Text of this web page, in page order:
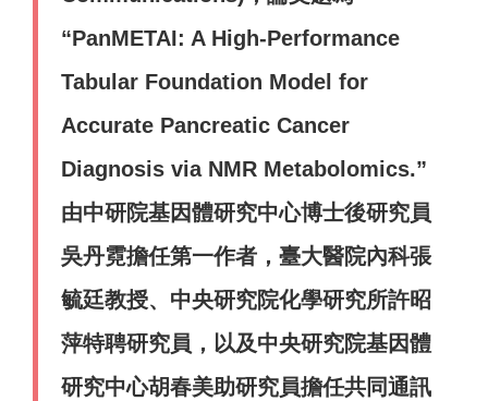
“PanMETAI: A High-Performance
Tabular Foundation Model for
Accurate Pancreatic Cancer
Diagnosis via NMR Metabolomics.”
由中研院基因體研究中心博士後研究員
吳丹霓擔任第一作者，臺大醫院內科張
毓廷教授、中央研究院化學研究所許昭
萍特聘研究員，以及中央研究院基因體
研究中心胡春美助研究員擔任共同通訊